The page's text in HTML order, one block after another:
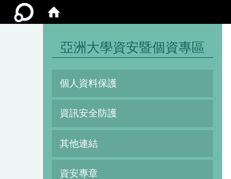
亞洲大學資安暨個資專區
個人資料保護
資訊安全防護
其他連結
資安專章